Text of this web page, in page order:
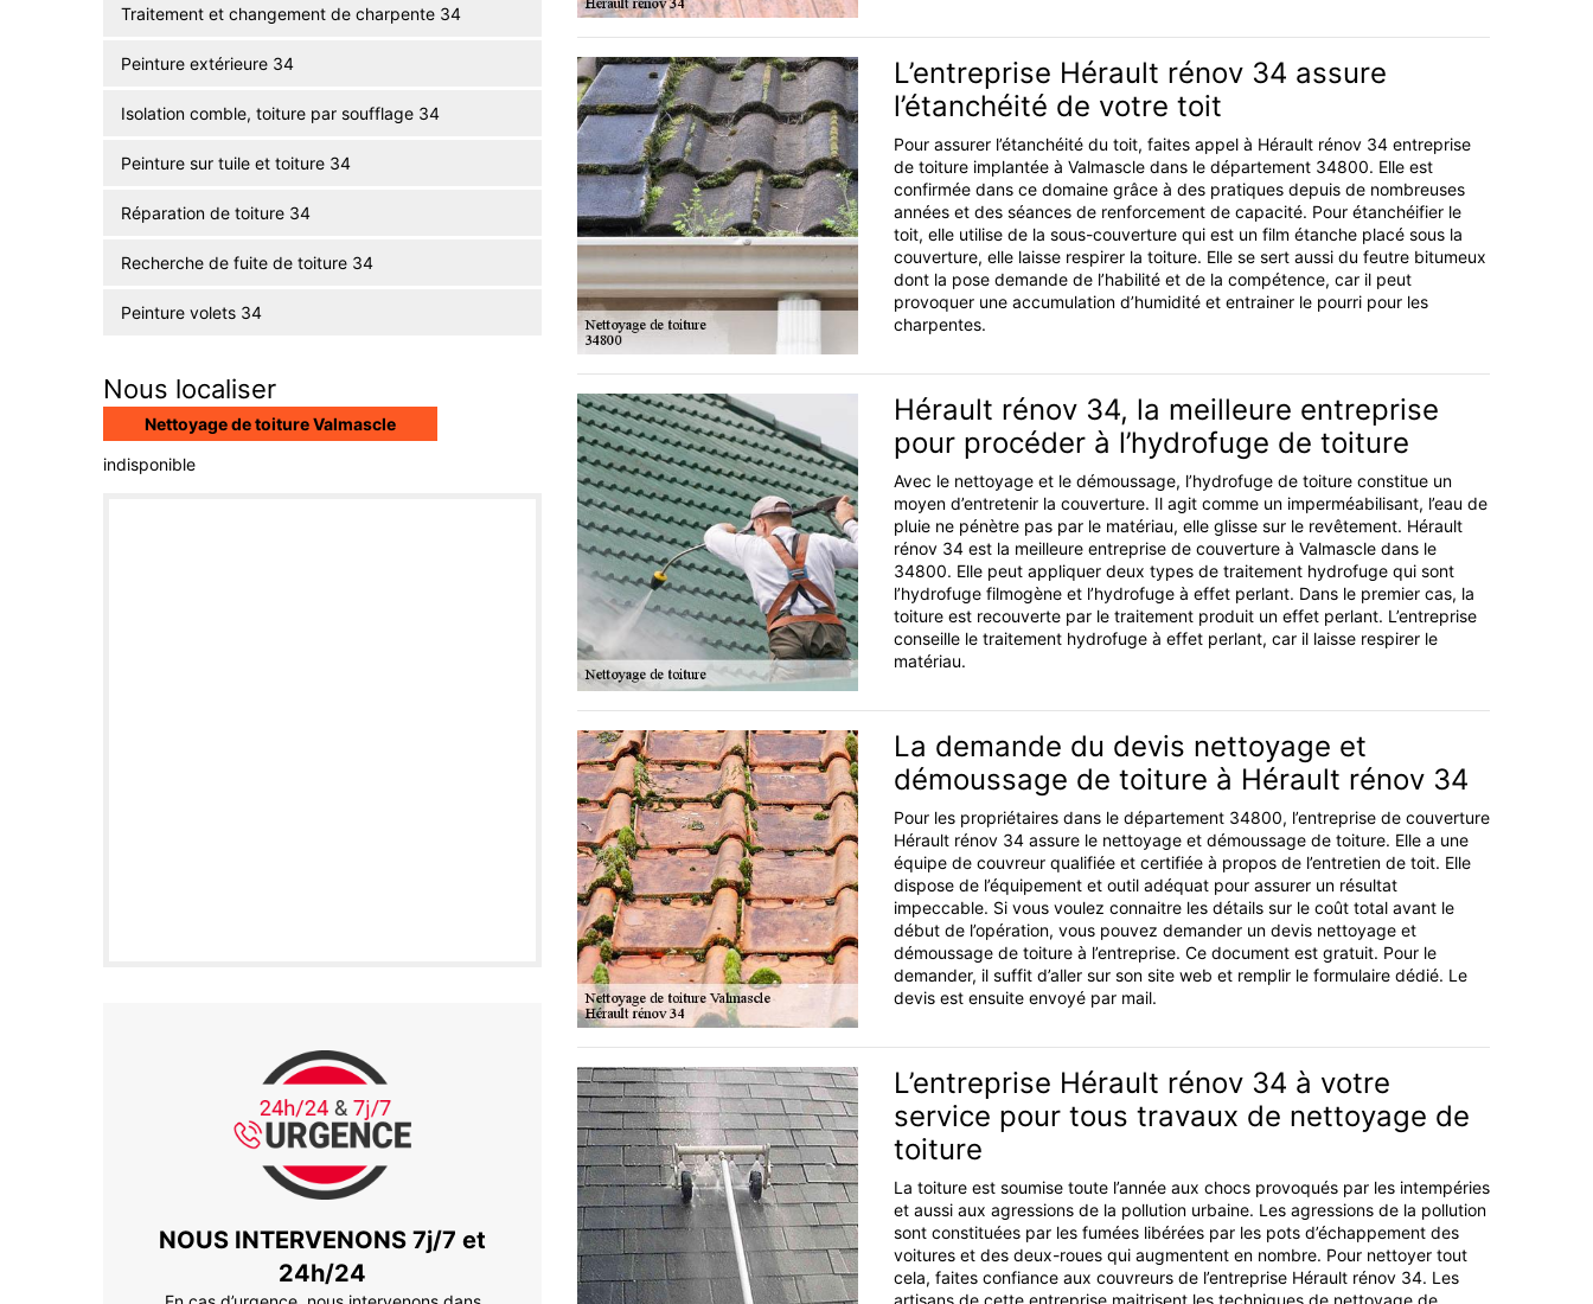
Traitement et changement de charpente 34
Peinture extérieure 34
Isolation comble, toiture par soufflage 34
Peinture sur tuile et toiture 34
Réparation de toiture 34
Recherche de fuite de toiture 34
Peinture volets 34
Nous localiser
Nettoyage de toiture Valmascle
indisponible
NOUS INTERVENONS 7j/7 et
24h/24
L’entreprise Hérault rénov 34 assure
l’étanchéité de votre toit
Pour assurer l’étanchéité du toit, faites appel à Hérault rénov 34 entreprise
de toiture implantée à Valmascle dans le département 34800. Elle est
confirmée dans ce domaine grâce à des pratiques depuis de nombreuses
années et des séances de renforcement de capacité. Pour étanchéifier le
toit, elle utilise de la sous-couverture qui est un film étanche placé sous la
couverture, elle laisse respirer la toiture. Elle se sert aussi du feutre bitumeux
dont la pose demande de l’habilité et de la compétence, car il peut
provoquer une accumulation d’humidité et entrainer le pourri pour les
charpentes.
Hérault rénov 34, la meilleure entreprise
pour procéder à l’hydrofuge de toiture
Avec le nettoyage et le démoussage, l’hydrofuge de toiture constitue un
moyen d’entretenir la couverture. Il agit comme un imperméabilisant, l’eau de
pluie ne pénètre pas par le matériau, elle glisse sur le revêtement. Hérault
rénov 34 est la meilleure entreprise de couverture à Valmascle dans le
34800. Elle peut appliquer deux types de traitement hydrofuge qui sont
l’hydrofuge filmogène et l’hydrofuge à effet perlant. Dans le premier cas, la
toiture est recouverte par le traitement produit un effet perlant. L’entreprise
conseille le traitement hydrofuge à effet perlant, car il laisse respirer le
matériau.
La demande du devis nettoyage et
démoussage de toiture à Hérault rénov 34
Pour les propriétaires dans le département 34800, l’entreprise de couverture
Hérault rénov 34 assure le nettoyage et démoussage de toiture. Elle a une
équipe de couvreur qualifiée et certifiée à propos de l’entretien de toit. Elle
dispose de l’équipement et outil adéquat pour assurer un résultat
impeccable. Si vous voulez connaitre les détails sur le coût total avant le
début de l’opération, vous pouvez demander un devis nettoyage et
démoussage de toiture à l’entreprise. Ce document est gratuit. Pour le
demander, il suffit d’aller sur son site web et remplir le formulaire dédié. Le
devis est ensuite envoyé par mail.
L’entreprise Hérault rénov 34 à votre
service pour tous travaux de nettoyage de
toiture
La toiture est soumise toute l’année aux chocs provoqués par les intempéries
et aussi aux agressions de la pollution urbaine. Les agressions de la pollution
sont constituées par les fumées libérées par les pots d’échappement des
voitures et des deux-roues qui augmentent en nombre. Pour nettoyer tout
cela, faites confiance aux couvreurs de l’entreprise Hérault rénov 34. Les